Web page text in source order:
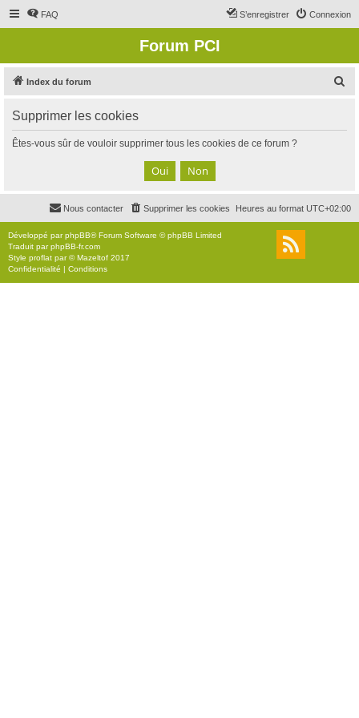
FAQ Connexion
S’enregistrer
Forum PCI
Index du forum
c
Supprimer les cookies
Êtes-vous sûr de vouloir supprimer tous les cookies de ce forum ?
Heures au format UTC+02:00
Supprimer les cookies
Nous contacter
Développé parphpBB® Forum Software © phpBB Limited
Traduit parphpBB-fr.com
Style proflat par ©Mazeltof 2017
Confidentialité | Conditions